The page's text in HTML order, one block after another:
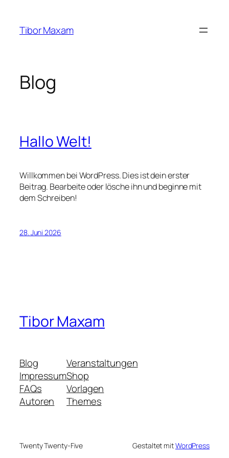
springen
Tibor Maxam
Blog
Hallo Welt!
Willkommen bei WordPress. Dies ist dein erster
Beitrag. Bearbeite oder lösche ihn und beginne mit
dem Schreiben!
28. Juni 2026
Tibor Maxam
Blog
Impressum
FAQs
Autoren
Veranstaltungen
Shop
Vorlagen
Themes
Twenty Twenty-Five Gestaltet mitWordPress